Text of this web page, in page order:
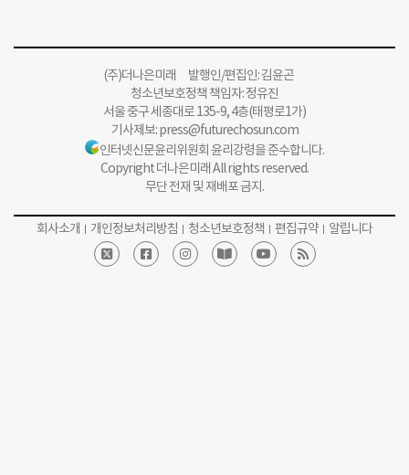
(주)더나은미래 발행인/편집인: 김윤곤
청소년보호정책 책임자: 정유진
서울 중구 세종대로 135-9, 4층(태평로1가)
기사제보:press@futurechosun.com
인터넷신문윤리위원회 윤리강령을 준수합니다.
Copyright 더나은미래 All rights reserved.
무단 전재 및 재배포 금지.
회사소개 개인정보처리방침 청소년보호정책 편집규약 알립니다